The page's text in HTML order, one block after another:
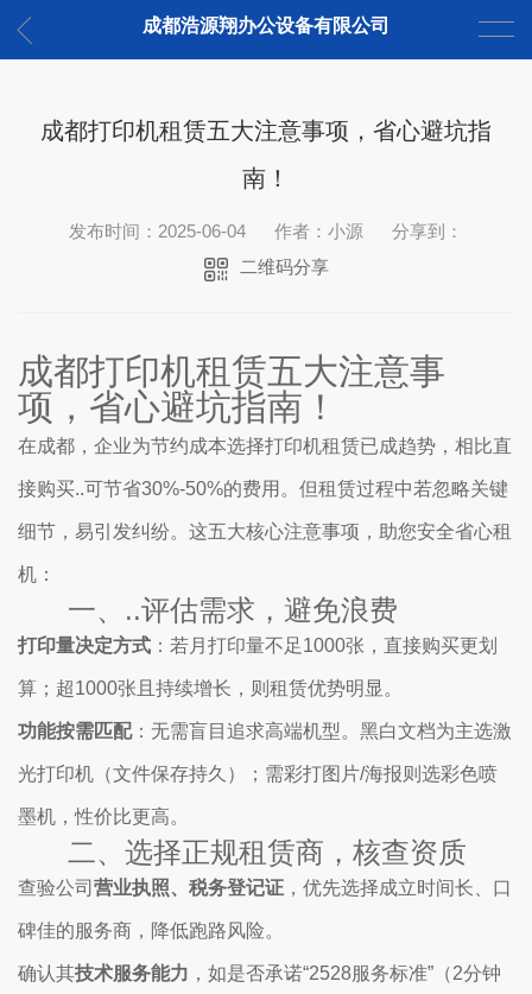
成都浩源翔办公设备有限公司
成都打印机租赁五大注意事项，省心避坑指
南！
发布时间：2025-06-04 作者：小源
分享到：
二维码分享
成都打印机租赁五大注意事
项，省心避坑指南！
在成都，企业为节约成本选择打印机租赁已成趋势，相比直
接购买..可节省30%-50%的费用。但租赁过程中若忽略关键
细节，易引发纠纷。这五大核心注意事项，助您安全省心租
机：
一、..评估需求，避免浪费
打印量决定方式 ：若月打印量不足1000张，直接购买更划
算；超1000张且持续增长，则租赁优势明显。
功能按需匹配：无需盲目追求高端机型。黑白文档为主选激
光打印机（文件保存持久）；需彩打图片/海报则选彩色喷
墨机，性价比更高。
二、选择正规租赁商，核查资质
查验公司 营业执照、税务登记证 ，优先选择成立时间长、口
碑佳的服务商，降低跑路风险。
确认其技术服务能力 ，如是否承诺“2528服务标准”（2分钟